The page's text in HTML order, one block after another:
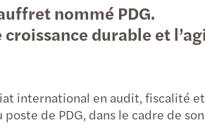
nommé PDG.
durable et
international en audit, fiscalité
poste de PDG, dans le cadre de